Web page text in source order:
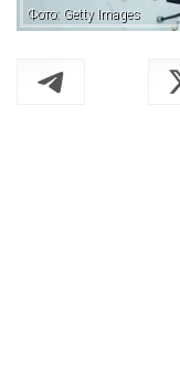
Фото: Getty Images